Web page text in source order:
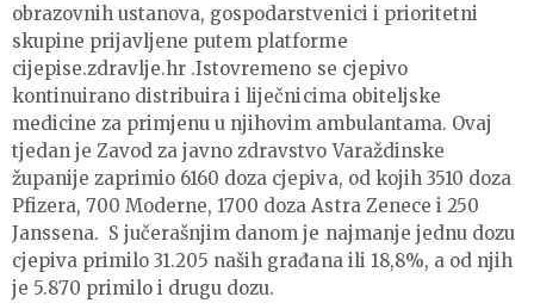
obrazovnih ustanova, gospodarstvenici i prioritetni
skupine prijavljene putem platforme
cijepise.zdravlje.hr .Istovremeno se cjepivo
kontinuirano distribuira i liječnicima obiteljske
medicine za primjenu u njihovim ambulantama. Ovaj
tjedan je Zavod za javno zdravstvo Varaždinske
županije zaprimio 6160 doza cjepiva, od kojih 3510 doza
Pfizera, 700 Moderne, 1700 doza Astra Zenece i 250
Janssena. S jučerašnjim danom je najmanje jednu dozu
cjepiva primilo 31.205 naših građana ili 18,8%, a od njih
je 5.870 primilo i drugu dozu.